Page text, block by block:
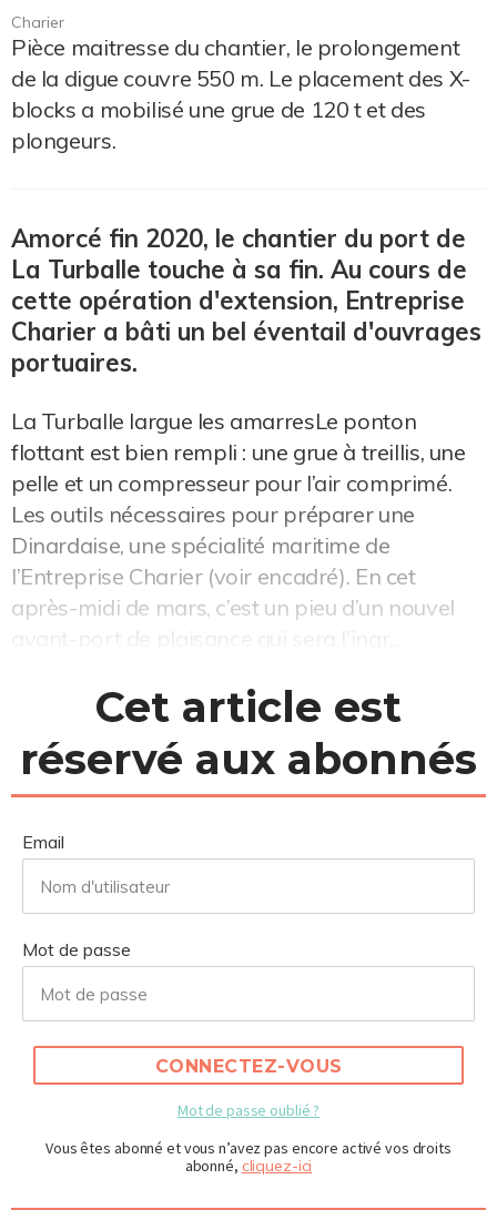
Charier
Pièce maitresse du chantier, le prolongement
de la digue couvre 550 m. Le placement des X-
blocks a mobilisé une grue de 120 t et des
plongeurs.
Amorcé fin 2020, le chantier du port de
La Turballe touche à sa fin. Au cours de
cette opération d'extension, Entreprise
Charier a bâti un bel éventail d'ouvrages
portuaires.
La Turballe largue les amarresLe ponton
flottant est bien rempli : une grue à treillis, une
pelle et un compresseur pour l’air comprimé.
Les outils nécessaires pour préparer une
Dinardaise, une spécialité maritime de
l’Entreprise Charier (voir encadré). En cet
après-midi de mars, c’est un pieu d’un nouvel
avant-port de plaisance qui sera l’ingr...
Cet article est
réservé aux abonnés
Email
Mot de passe
CONNECTEZ-VOUS
Mot de passe oublié ?
Vous êtes abonné et vous n’avez pas encore activé vos droits
abonné, cliquez-ici